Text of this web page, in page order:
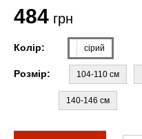
484 грн
Колір: сірий
Розмір: 104-110 см
140-146 см